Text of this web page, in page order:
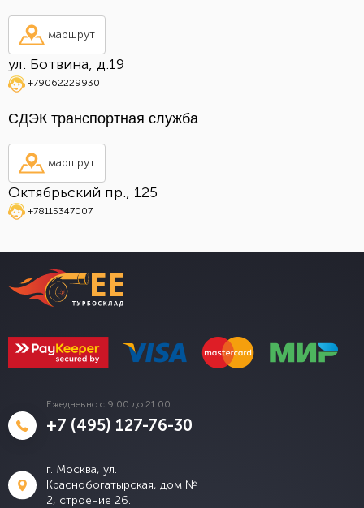
маршрут
ул. Ботвина, д.19
+79062229930
СДЭК транспортная служба
маршрут
Октябрьский пр., 125
+78115347007
Ежедневно с 9:00 до 21:00
+7 (495) 127-76-30
г. Москва, ул.
Краснобогатырская, дом №
2, строение 26.